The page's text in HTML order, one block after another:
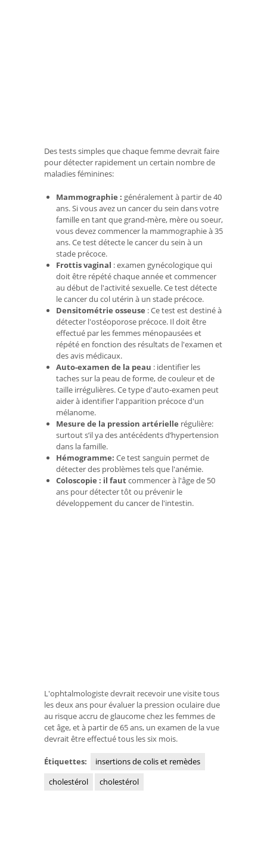
Des tests simples que chaque femme devrait faire
pour détecter rapidement un certain nombre de
maladies féminines:
Mammographie : généralement à partir de 40
ans. Si vous avez un cancer du sein dans votre
famille en tant que grand-mère, mère ou soeur,
vous devez commencer la mammographie à 35
ans. Ce test détecte le cancer du sein à un
stade précoce.
Frottis vaginal : examen gynécologique qui
doit être répété chaque année et commencer
au début de l'activité sexuelle. Ce test détecte
le cancer du col utérin à un stade précoce.
Densitométrie osseuse : Ce test est destiné à
détecter l'ostéoporose précoce. Il doit être
effectué par les femmes ménopausées et
répété en fonction des résultats de l'examen et
des avis médicaux.
Auto-examen de la peau : identifier les
taches sur la peau de forme, de couleur et de
taille irrégulières. Ce type d'auto-examen peut
aider à identifier l'apparition précoce d'un
mélanome.
Mesure de la pression artérielle régulière:
surtout s’il ya des antécédents d’hypertension
dans la famille.
Hémogramme: Ce test sanguin permet de
détecter des problèmes tels que l'anémie.
Coloscopie : il fautcommencer à l'âge de 50
ans pour détecter tôt ou prévenir le
développement du cancer de l'intestin.
L'ophtalmologiste devrait recevoir une visite tous
les deux ans pour évaluer la pression oculaire due
au risque accru de glaucome chez les femmes de
cet âge, et à partir de 65 ans, un examen de la vue
devrait être effectué tous les six mois.
Étiquettes:
insertions de colis et remèdes
cholestérol
cholestérol